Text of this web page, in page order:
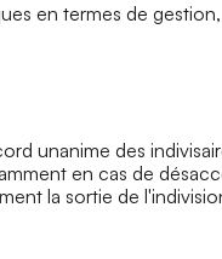
en termes de
unanime des
en cas de
la sortie de